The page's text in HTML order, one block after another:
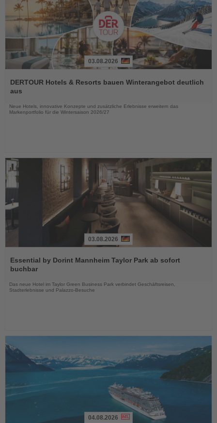
Sie
die
03.08.2026
DERTOUR Hotels & Resorts bauen Winterangebot deutlich
aus
Neue Hotels, innovative Konzepte und zusätzliche Erlebnisse erweitern das
Markenportfolio für die Wintersaison 2026/27
Sie
die
03.08.2026
Essential by Dorint Mannheim Taylor Park ab sofort
buchbar
Das neue Hotel im Taylor Green Business Park verbindet Geschäftsreisen,
Stadterlebnisse und Palazzo-Besuche
04.08.2026